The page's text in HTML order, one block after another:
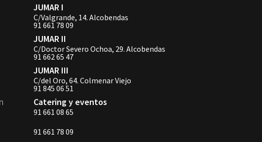
JUMAR I
C/Valgrande, 14. Alcobendas
91 661 78 09
JUMAR II
C/Doctor Severo Ochoa, 29. Alcobendas
91 662 65 47
JUMAR III
C/del Oro, 64. Colmenar Viejo
91 845 06 51
Catering y eventos
91 661 08 65
91 661 78 09